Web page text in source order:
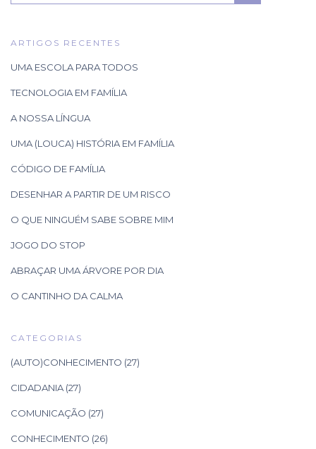
ARTIGOS RECENTES
UMA ESCOLA PARA TODOS
TECNOLOGIA EM FAMÍLIA
A NOSSA LÍNGUA
UMA (LOUCA) HISTÓRIA EM FAMÍLIA
CÓDIGO DE FAMÍLIA
DESENHAR A PARTIR DE UM RISCO
O QUE NINGUÉM SABE SOBRE MIM
JOGO DO STOP
ABRAÇAR UMA ÁRVORE POR DIA
O CANTINHO DA CALMA
CATEGORIAS
(AUTO)CONHECIMENTO (27)
CIDADANIA (27)
COMUNICAÇÃO (27)
CONHECIMENTO (26)